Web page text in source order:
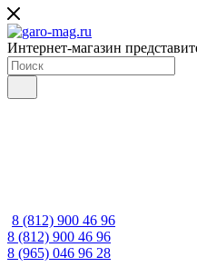
Интернет-магазин
8 (812) 900 46 96
8 (812) 900 46 96
8 (965) 046 96 28